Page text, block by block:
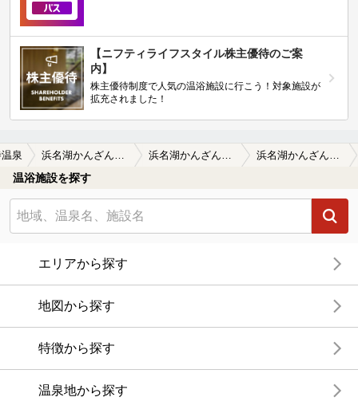
【ニフティライフスタイル株主優待のご案
内】
株主優待制度で人気の温浴施設に行こう！対象施設が
拡充されました！
泉 浜名湖かんざんじ温泉 華咲の湯 浜名湖かんざんじ温泉 華咲の湯の口コミ一覧 浜名湖かんざんじ温泉 華咲の湯の口コミ 【電車orバスで行く勢へ】浜松駅1…
温浴施設を探す
エリアから探す
地図から探す
特徴から探す
温泉地から探す